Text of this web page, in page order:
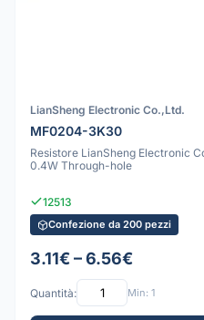
LianSheng Electronic Co.,Ltd.
MF0204-3K30
Resistore LianSheng Electronic
0.4W Through-hole
12513
Confezione da 200 pezzi
3.11€ – 6.56€
Quantità: Min: 1